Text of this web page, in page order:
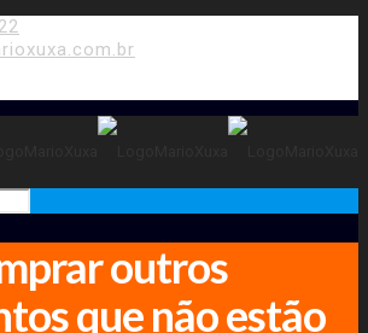
outros
que não estão